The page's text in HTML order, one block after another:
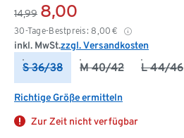
14,99 8,00
30-Tage-Bestpreis: 8,00 €
inkl. MwSt.zzgl. Versandkosten
S 36/38 M 40/42 L 44/46
Richtige Größe ermitteln
Zur Zeit nicht verfügbar